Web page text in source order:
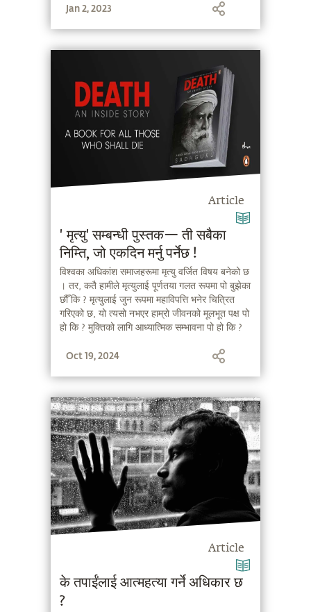
Jan 2, 2023
Article
'मृत्यु' सम्बन्धी पुस्तक— ती सबैका
निम्ति, जो एकदिन मर्नु पर्नेछ !
विश्वका अधिकांश समाजहरूमा मृत्यु वर्जित विषय बनेको छ
। तर, कतै हामीले मृत्युलाई पूर्णतया गलत रूपमा पो बुझेका
छौँ कि ? मृत्युलाई जुन रूपमा महाविपत्ति भनेर चित्रित
गरिएको छ, यो त्यसो नभएर हाम्रो जीवनको मूलभूत पक्ष पो
हो कि ? मुक्तिको लागि आध्यात्मिक सम्भावना पो हो कि ?
Oct 19, 2024
Article
के तपाईंलाई आत्महत्या गर्ने अधिकार छ
?